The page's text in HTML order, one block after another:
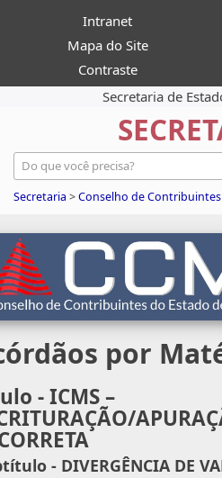
Intranet
Mapa do Site
Contraste
Secretaria de
Secretaria >Conselho de Contribuintes
por
- ICMS –
- DIVERGÊNCIA DE